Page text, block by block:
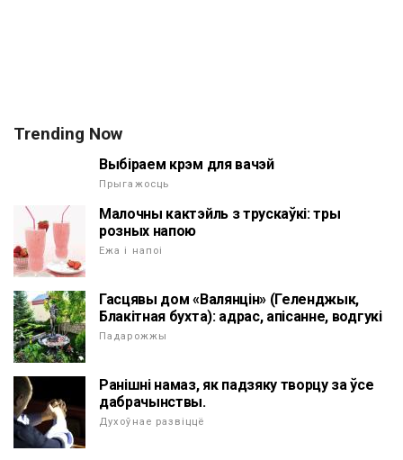
Trending Now
Выбіраем крэм для вачэй
Прыгажосць
Малочны кактэйль з трускаўкі: тры
розных напою
Ежа і напоі
Гасцявы дом «Валянцін» (Геленджык,
Блакітная бухта): адрас, апісанне, водгукі
Падарожжы
Ранішні намаз, як падзяку творцу за ўсе
дабрачынствы.
Духоўнае развіццё